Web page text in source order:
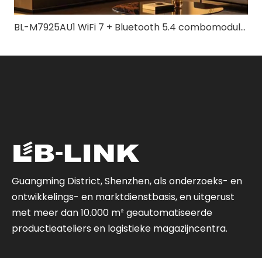
BL-M7925AU1 WiFi 7 + Bluetooth 5.4 combomodule | Snelle tri-band draadloze oplossing
Guangming District, Shenzhen, als onderzoeks- en
ontwikkelings- en marktdienstbasis, en uitgerust
met meer dan 10.000 m² geautomatiseerde
productieateliers en logistieke magazijncentra.